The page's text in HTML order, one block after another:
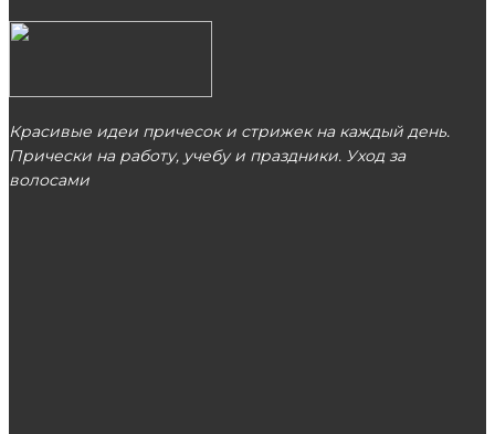
Красивые идеи причесок и стрижек на каждый день.
Прически на работу, учебу и праздники. Уход за
волосами